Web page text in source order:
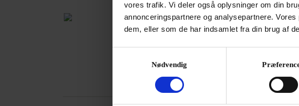
vores trafik. Vi deler også oplysninger om din
annonceringspartnere og analysepartnere.
dem, eller som de har indsamlet fra din brug af
Nødvendig